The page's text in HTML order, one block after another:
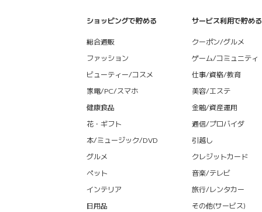
ショッピングで貯める
総合通販
ファッション
ビューティー/コスメ
家電/PC/スマホ
健康食品
花・ギフト
本/ミュージック/DVD
グルメ
ペット
インテリア
日用品
サービス利用で貯める
クーポン/グルメ
ゲーム/コミュニティ
仕事/資格/教育
美容/エステ
金融/資産運用
通信/プロバイダ
引越し
クレジットカード
音楽/テレビ
旅行/レンタカー
その他(サービス)